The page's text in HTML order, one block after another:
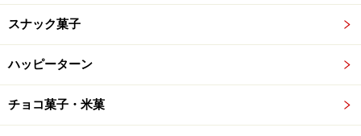
スナック菓子
ハッピーターン
チョコ菓子・米菓